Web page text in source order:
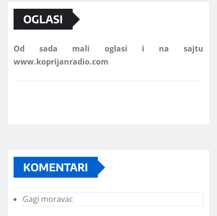
OGLASI
Od sada mali oglasi i na sajtu
KOMENTARI
Gagi moravac